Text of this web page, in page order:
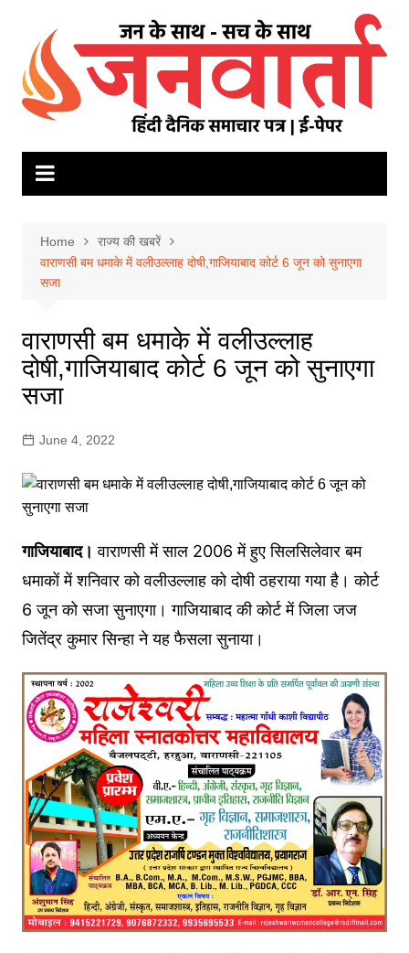
content
Home
राज्य की खबरें
वाराणसी बम धमाके में वलीउल्लाह दोषी,गाजियाबाद कोर्ट 6 जून को सुनाएगा
सजा
वाराणसी बम धमाके में वलीउल्लाह
दोषी,गाजियाबाद कोर्ट 6 जून को सुनाएगा
सजा
June 4, 2022
गाजियाबाद। वाराणसी में साल 2006 में हुए सिलसिलेवार बम
धमाकों में शनिवार को वलीउल्लाह को दोषी ठहराया गया है। कोर्ट
6 जून को सजा सुनाएगा। गाजियाबाद की कोर्ट में जिला जज
जितेंद्र कुमार सिन्हा ने यह फैसला सुनाया।